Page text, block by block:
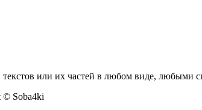
или их частей в любом виде, любыми
© Soba4ki